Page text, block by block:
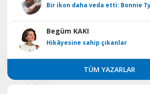
Bir ikon daha veda etti: Bonnie
Begüm KAKI
Hikâyesine sahip çıkanlar
TÜM YAZARLAR